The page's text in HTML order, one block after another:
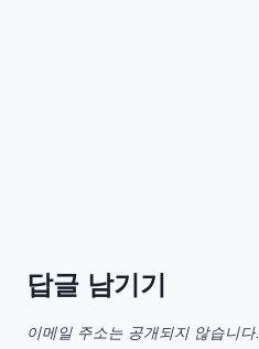
답글 남기기
이메일 주소는 공개되지 않습니다.